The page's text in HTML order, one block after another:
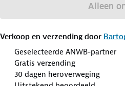
Alleen
Verkoop en verzending door
Geselecteerde ANWB-partner
Gratis verzending
30 dagen heroverweging